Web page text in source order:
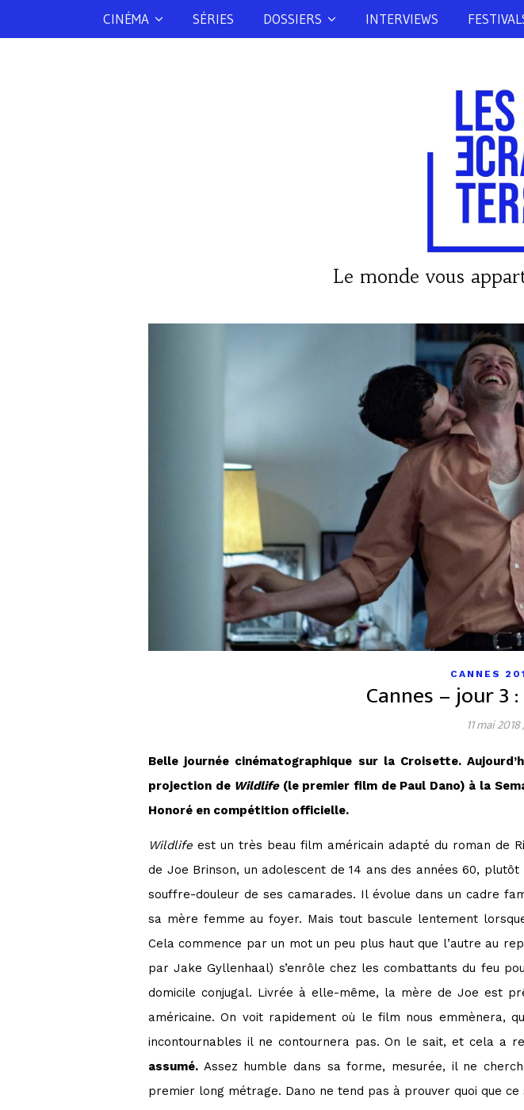
CINÉMA SÉRIES DOSSIERS INTERVIEWS
Le monde vous
CANNES
Cannes – jour 3
11 mai 2018
Belle journée cinématographique sur la Croisette.
projection de Wildlife(le premier film de Paul Dano) à la
Honoré en compétition officielle.
Wildlife est un très beau film américain adapté du roman de
de Joe Brinson, un adolescent de 14 ans des années 60,
souffre-douleur de ses camarades. Il évolue dans un cadre
sa mère femme au foyer. Mais tout bascule lentement
Cela commence par un mot un peu plus haut que l’autre au
par Jake Gyllenhaal) s’enrôle chez les combattants du feu
domicile conjugal. Livrée à elle-même, la mère de Joe est
américaine. On voit rapidement où le film nous emmènera,
incontournables il ne contournera pas. On le sait, et cela a
assumé. Assez humble dans sa forme, mesurée, il ne
premier long métrage. Dano ne tend pas à prouver quoi que